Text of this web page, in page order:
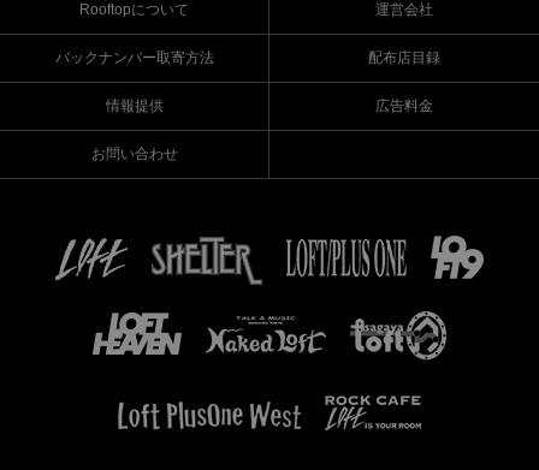
Rooftopについて 運営会社
バックナンバー取寄方法 配布店目録
情報提供 広告料金
お問い合わせ